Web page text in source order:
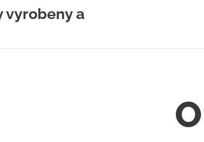
vyrobeny a